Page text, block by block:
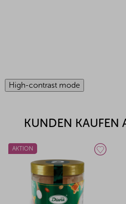
High-contrast mode
KUNDEN KAUFEN
AKTION